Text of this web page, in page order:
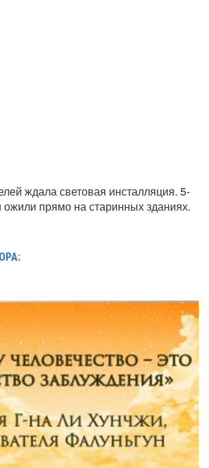
ждала световая инсталляция. 5-
прямо на старинных зданиях.